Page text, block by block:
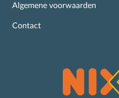
Algemene voorwaarden
Contact